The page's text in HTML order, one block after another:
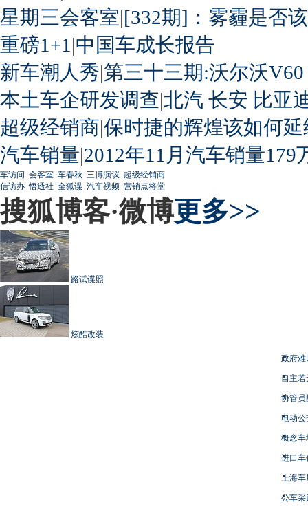
星期三会客室|[332期]：雾霾是否
重磅1+1 |中国车成长报告
新车潮人秀|第三十三期:沃尔沃
本土车企研发调查|北汽 长安 比亚
超级经销商|保时捷的辉煌该如何延
汽车销量|2012年11月汽车销量179
车访间 会客室 车春秋 三博演议 超级经销商
信访办 悟透社 金狐谍 汽车视频 营销点将堂
搜狐博客·微博更多>>
路试谍照
炫酷改装
政府难
自主
协管员
电动
概念车
进口车
上海
公车采